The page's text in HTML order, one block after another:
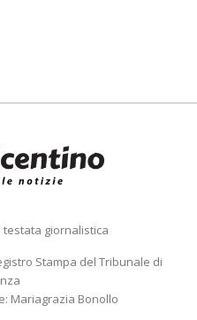
testata giornalistica
Stampa del Tribunale di
Mariagrazia Bonollo